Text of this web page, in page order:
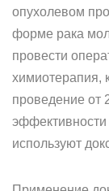
опухолевом
форме рака
провести
химиотерапия,
проведение от
используют